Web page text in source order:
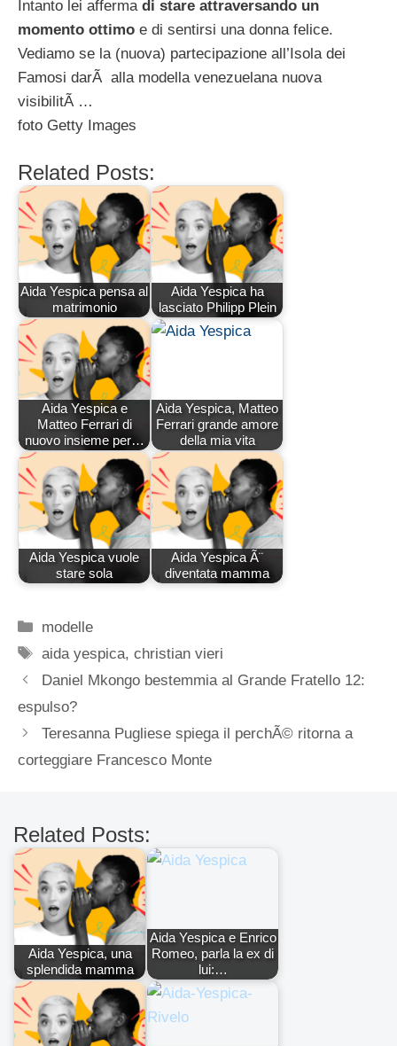
Intanto lei afferma di stare attraversando un
momento ottimo e di sentirsi una donna felice.
Vediamo se la (nuova) partecipazione all’Isola dei
Famosi darÃ alla modella venezuelana nuova
visibilitÃ …
foto Getty Images
Related Posts:
Aida Yespica pensa al
matrimonio
Aida Yespica ha
lasciato Philipp Plein
Aida Yespica e
Matteo Ferrari di
nuovo insieme per…
Aida Yespica, Matteo
Ferrari grande amore
della mia vita
Aida Yespica vuole
stare sola
Aida Yespica Ã¨
diventata mamma
Categorie
modelle
Tag
aida yespica,christian vieri
Daniel Mkongo bestemmia al Grande Fratello 12:
espulso?
Teresanna Pugliese spiega il perchÃ© ritorna a
corteggiare Francesco Monte
Related Posts:
Aida Yespica, una
splendida mamma
Aida Yespica e Enrico
Romeo, parla la ex di
lui:…